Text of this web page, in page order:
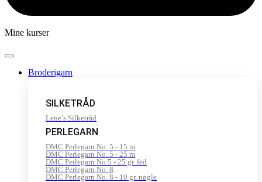
Mine kurser
Broderigarn
SILKETRÅD
Lene’s Silketråd
PERLEGARN
DMC Perlegarn No. 5 - 15 m
DMC Perlegarn No. 5 - 25 m
DMC Perlegarn No.5 - 25 gr. fed
DMC Perlegarn No. 8
DMC Perlegarn No. 8 - 10 gr. nøgle